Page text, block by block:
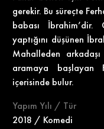
gerekir. Bu süreçte
babası
yaptığını düşünen
Mahalleden
aramaya başlayan
içerisinde bulur.
Yapım Yılı / Tür
2018 / Komedi